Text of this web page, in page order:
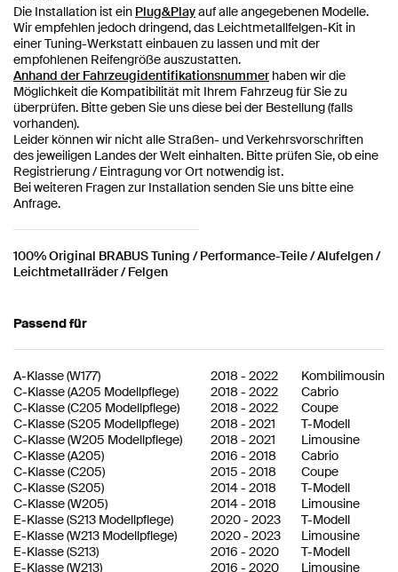
Die Installation ist ein Plug&Playauf alle angegebenen Modelle.
Wir empfehlen jedoch dringend, das Leichtmetallfelgen-Kit in
einer Tuning-Werkstatt einbauen zu lassen und mit der
empfohlenen Reifengröße auszustatten.
Anhand der Fahrzeugidentifikationsnummer haben wir die
Möglichkeit die Kompatibilität mit Ihrem Fahrzeug für Sie zu
überprüfen. Bitte geben Sie uns diese bei der Bestellung (falls
vorhanden).
Leider können wir nicht alle Straßen- und Verkehrsvorschriften
des jeweiligen Landes der Welt einhalten. Bitte prüfen Sie, ob eine
Registrierung / Eintragung vor Ort notwendig ist.
Bei weiteren Fragen zur Installation senden Sie uns bitte eine
Anfrage.
100% Original BRABUS Tuning / Performance-Teile / Alufelgen /
Leichtmetallräder / Felgen
Passend für
A-Klasse(W177) 2018 - 2022
Kombilimousine
C-Klasse(A205 Modellpflege) 2018 - 2022
Cabrio
C-Klasse(C205 Modellpflege) 2018 - 2022
Coupe
C-Klasse(S205 Modellpflege) 2018 - 2021
T-Modell
C-Klasse(W205 Modellpflege) 2018 - 2021
Limousine
C-Klasse(A205) 2016 - 2018
Cabrio
C-Klasse(C205) 2015 - 2018
Coupe
C-Klasse(S205) 2014- 2018
T-Modell
C-Klasse(W205) 2014- 2018
Limousine
E-Klasse(S213 Modellpflege) 2020- 2023
T-Modell
E-Klasse(W213 Modellpflege) 2020- 2023
Limousine
E-Klasse(S213) 2016 - 2020
T-Modell
E-Klasse(W213) 2016 - 2020 Limousine